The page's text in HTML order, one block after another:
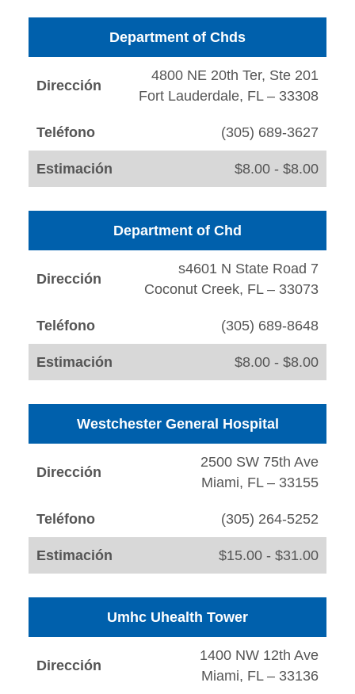
Department of Chds
Dirección
4800 NE 20th Ter, Ste 201
Fort Lauderdale, FL – 33308
Teléfono (305) 689-3627
Estimación $8.00 - $8.00
Department of Chd
Dirección
s4601 N State Road 7
Coconut Creek, FL – 33073
Teléfono (305) 689-8648
Estimación $8.00 - $8.00
Westchester General Hospital
Dirección
2500 SW 75th Ave
Miami, FL – 33155
Teléfono (305) 264-5252
Estimación $15.00 - $31.00
Umhc Uhealth Tower
Dirección
1400 NW 12th Ave
Miami, FL – 33136